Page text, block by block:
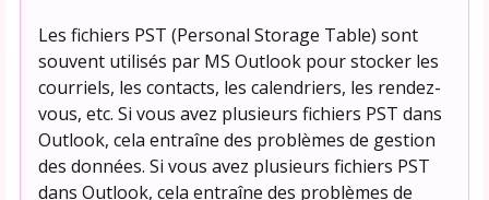
Les fichiers PST (Personal Storage Table) sont
souvent utilisés par MS Outlook pour stocker les
courriels, les contacts, les calendriers, les rendez-
vous, etc. Si vous avez plusieurs fichiers PST dans
Outlook, cela entraîne des problèmes de gestion
des données. Si vous avez plusieurs fichiers PST
dans Outlook, cela entraîne des problèmes de